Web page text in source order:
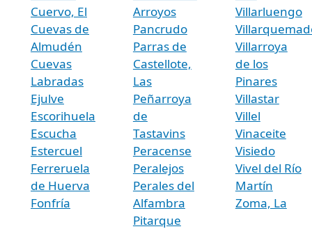
Cuervo, El
Cuevas de
Almudén
Cuevas
Labradas
Ejulve
Escorihuela
Escucha
Estercuel
Ferreruela
de Huerva
Fonfría
Arroyos
Pancrudo
Parras de
Castellote,
Las
Peñarroya
de
Tastavins
Peracense
Peralejos
Perales del
Alfambra
Pitarque
Villarluengo
Villarroya
de los
Pinares
Villastar
Villel
Vinaceite
Visiedo
Vivel del Río
Martín
Zoma, La